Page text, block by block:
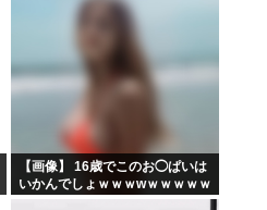
【画像】 16歳でこのお◯ぱいは
いかんでしょｗｗｗwｗｗｗｗｗ
ｗｗｗ❤